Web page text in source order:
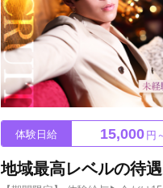
体験日給 15,000 円